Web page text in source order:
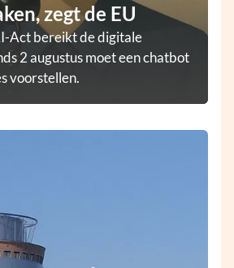
zegt de EU
Act bereikt de digitale
2 augustus moet een chatbot
voorstellen.